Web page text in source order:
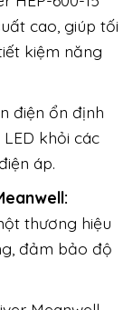
cao, giúp tối
kiệm năng
điện ổn định
khỏi các
áp.
thương hiệu
đảm bảo độ